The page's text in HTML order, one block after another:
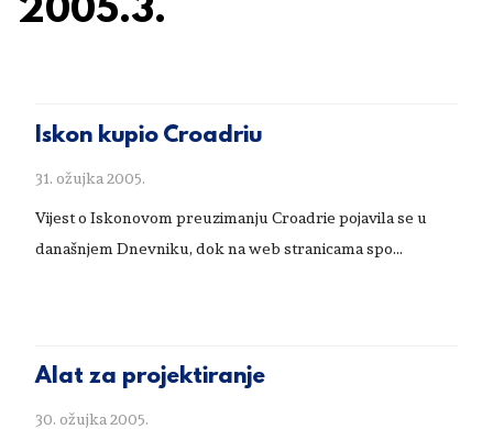
2005.3.
Iskon kupio Croadriu
31. ožujka 2005.
Vijest o Iskonovom preuzimanju Croadrie pojavila se u
današnjem Dnevniku, dok na web stranicama spo...
Alat za projektiranje
30. ožujka 2005.